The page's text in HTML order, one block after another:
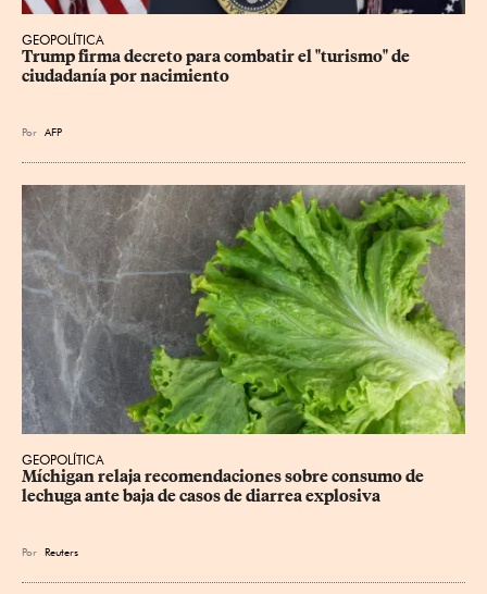
GEOPOLÍTICA
Trump firma decreto para combatir el "turismo" de
ciudadanía por nacimiento
Por AFP
GEOPOLÍTICA
Míchigan relaja recomendaciones sobre consumo de
lechuga ante baja de casos de diarrea explosiva
Por Reuters